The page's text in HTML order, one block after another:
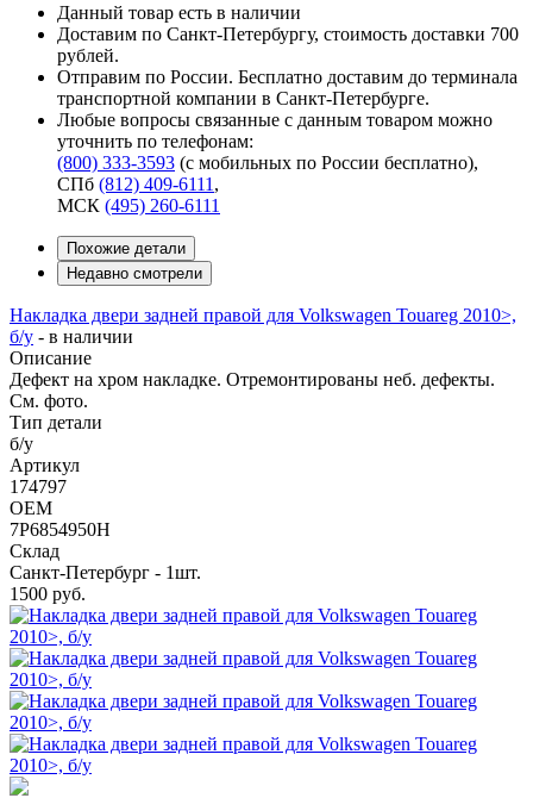
Данный товар есть в наличии
Доставим по Санкт-Петербургу, стоимость доставки 700
рублей.
Отправим по России. Бесплатно доставим до терминала
транспортной компании в Санкт-Петербурге.
Любые вопросы связанные с данным товаром можно
уточнить по телефонам:
(800) 333-3593 (с мобильных по России бесплатно),
СПб (812) 409-6111 ,
МСК (495) 260-6111
Похожие детали
Недавно смотрели
Накладка двери задней правой для Volkswagen Touareg 2010>,
б/у - в наличии
Описание
Дефект на хром накладке. Отремонтированы неб. дефекты.
См. фото.
Тип детали
б/у
Артикул
174797
OEM
7P6854950H
Склад
Санкт-Петербург - 1шт.
1500 руб.